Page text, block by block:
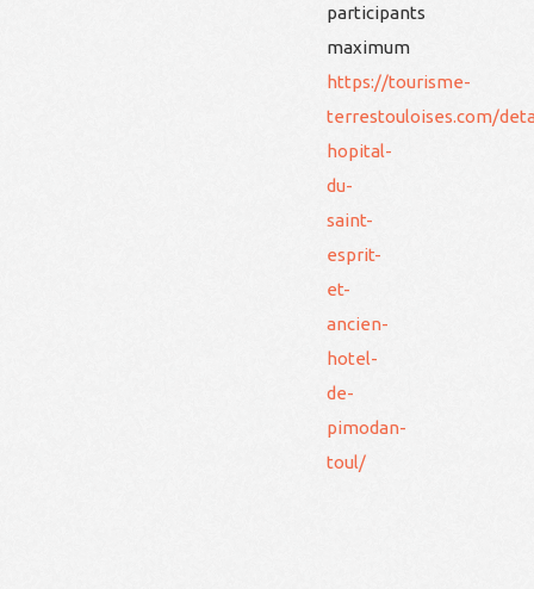
participants
maximum
https://tourisme-
terrestouloises.com/
hopital-
du-
saint-
esprit-
et-
ancien-
hotel-
de-
pimodan-
toul/